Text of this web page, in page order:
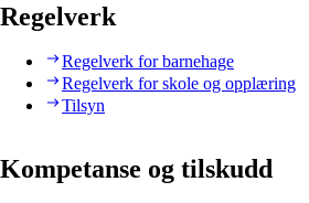
Regelverk
Regelverk for barnehage
Regelverk for skole og opplæring
Tilsyn
Kompetanse og tilskudd